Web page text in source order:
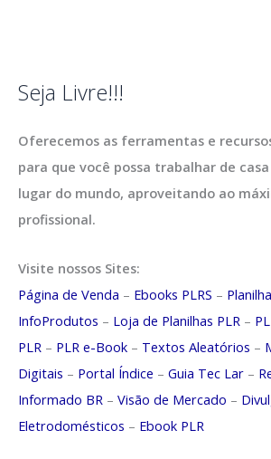
Seja Livre!!!
Oferecemos as ferramentas e
para que você possa trabalhar de
lugar do mundo, aproveitando ao
profissional.
Visite nossos Sites:
Página de Venda – Ebooks PLRS –
InfoProdutos – Loja de Planilhas PLR –
PLR – PLR e-Book – Textos Aleatórios –
Digitais – Portal Índice – Guia Tec Lar –
Informado BR – Visão de Mercado –
Eletrodomésticos – Ebook PLR